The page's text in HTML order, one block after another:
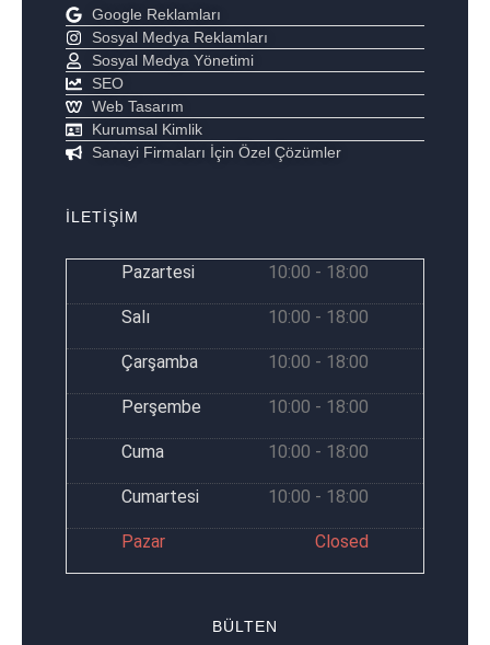
Google Reklamları
Sosyal Medya Reklamları
Sosyal Medya Yönetimi
SEO
Web Tasarım
Kurumsal Kimlik
Sanayi Firmaları İçin Özel Çözümler
İLETİŞİM
Pazartesi 10:00 - 18:00
Salı 10:00 - 18:00
Çarşamba 10:00 - 18:00
Perşembe 10:00 - 18:00
Cuma 10:00 - 18:00
Cumartesi 10:00 - 18:00
Pazar Closed
BÜLTEN